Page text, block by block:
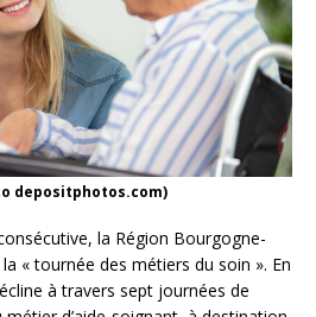
depositphotos.com)
la Région Bourgogne-
« tournée des métiers du soin ». En
à travers sept journées de